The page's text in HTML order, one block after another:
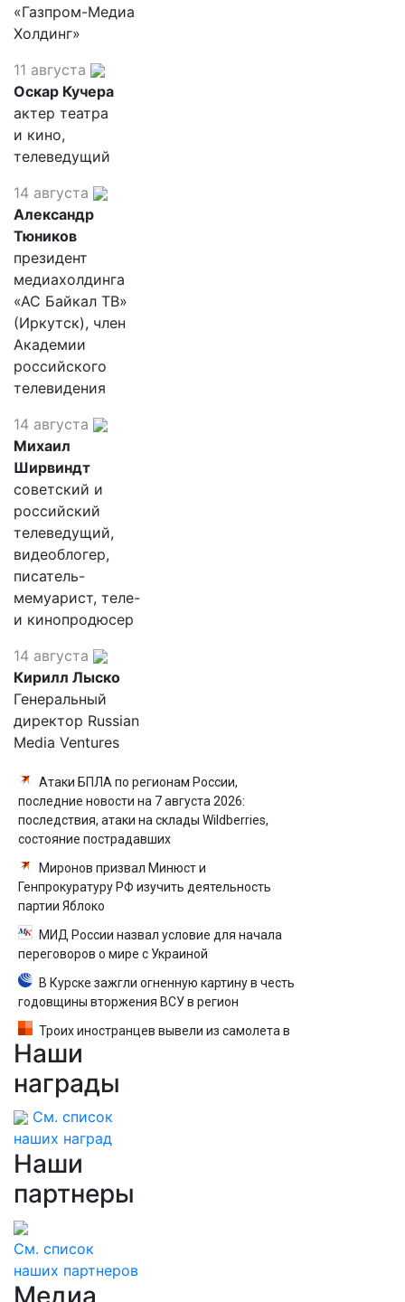
«Газпром-Медиа
Холдинг»
11 августа
Оскар Кучера
актер театра
и кино,
телеведущий
14 августа
Александр
Тюников
президент
медиахолдинга
«АС Байкал ТВ»
(Иркутск), член
Академии
российского
телевидения
14 августа
Михаил
Ширвиндт
советский и
российский
телеведущий,
видеоблогер,
писатель-
мемуарист, теле-
и кинопродюсер
14 августа
Кирилл Лыско
Генеральный
директор Russian
Media Ventures
Атаки БПЛА по регионам России,
последние новости на 7 августа 2026:
последствия, атаки на склады Wildberries,
состояние пострадавших
Миронов призвал Минюст и
Генпрокуратуру РФ изучить деятельность
партии Яблоко
МИД России назвал условие для начала
переговоров о мире с Украиной
В Курске зажгли огненную картину в честь
годовщины вторжения ВСУ в регион
Троих иностранцев вывели из самолета в
Екатеринбурге после кражи денег у
Наши
награды
См. список
наших наград
Наши
партнеры
См. список
наших партнеров
Медиа